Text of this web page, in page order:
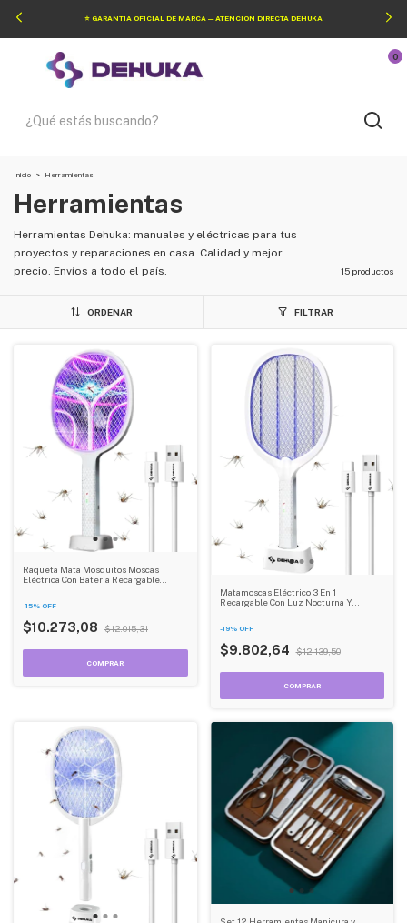
🚚 ENVÍOS A TODO EL PAÍS — SIN LÍMITE DE ZONA
0
Inicio > Herramientas
Herramientas
Herramientas Dehuka: manuales y eléctricas para tus
proyectos y reparaciones en casa. Calidad y mejor
precio. Envíos a todo el país.
15 productos
ORDENAR FILTRAR
Raqueta Mata Mosquitos Moscas
Eléctrica Con Batería Recargable
-15% OFF
$10.273,08 $12.015,31
Matamoscas Eléctrico 3 En 1
Recargable Con Luz Nocturna Y
-19% OFF
$9.802,64 $12.139,50